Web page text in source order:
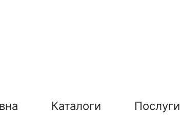
Каталоги Послуги